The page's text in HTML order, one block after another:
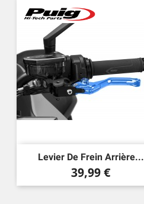
Levier De Frein Arrière...
Prix
39,99 €